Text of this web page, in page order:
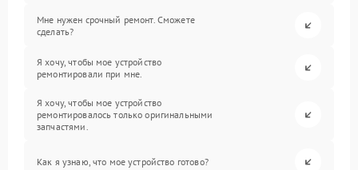
Мне нужен срочный ремонт. Сможете
сделать?
Я хочу, чтобы мое устройство
ремонтировали при мне.
Я хочу, чтобы мое устройство
ремонтировалось только оригинальными
запчастями.
Как я узнаю, что мое устройство готово?